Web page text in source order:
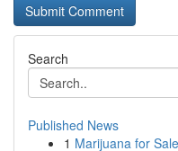
Search
Published News
1 Marijuana for